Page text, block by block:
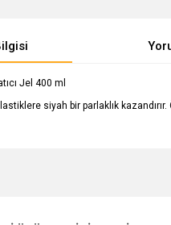
Jel 400 ml
lastiklere siyah bir parlaklık